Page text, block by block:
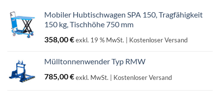
Mobiler Hubtischwagen SPA 150, Tragfähigkeit
150 kg, Tischhöhe 750 mm
358,00€exkl. 19 % MwSt. | Kostenloser Versand
Mülltonnenwender Typ RMW
785,00€exkl. MwSt. | Kostenloser Versand